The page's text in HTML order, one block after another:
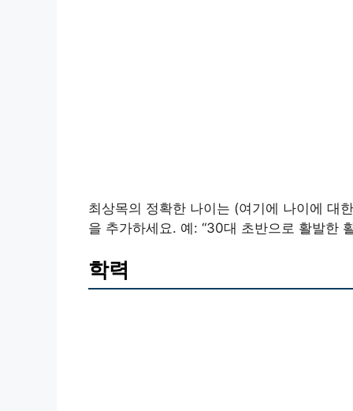
최상목의 정확한 나이는 (여기에 나이에 대
을 추가하세요. 예: “30대 초반으로 활발한
학력